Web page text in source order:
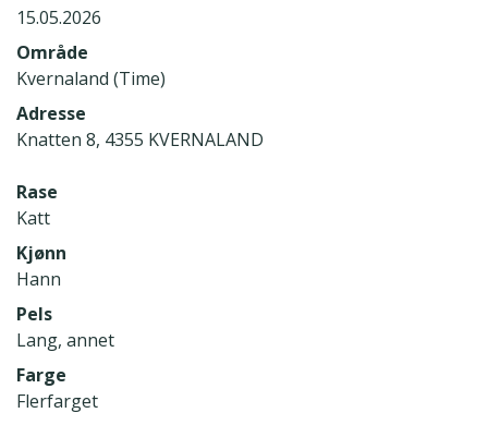
15.05.2026
Område
Kvernaland (Time)
Adresse
Knatten 8, 4355 KVERNALAND
Rase
Katt
Kjønn
Hann
Pels
Lang, annet
Farge
Flerfarget